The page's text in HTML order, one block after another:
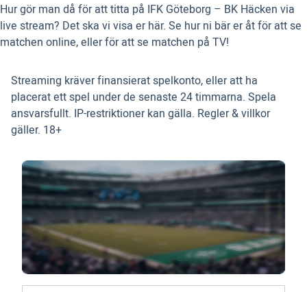
Hur gör man då för att titta på IFK Göteborg – BK Häcken via
live stream? Det ska vi visa er här. Se hur ni bär er åt för att se
matchen online, eller för att se matchen på TV!
Streaming kräver finansierat spelkonto, eller att ha
placerat ett spel under de senaste 24 timmarna. Spela
ansvarsfullt. IP-restriktioner kan gälla. Regler & villkor
gäller. 18+